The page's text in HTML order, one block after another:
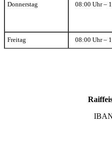
Donnerstag 08:00 Uhr –
Freitag 08:00 Uhr –